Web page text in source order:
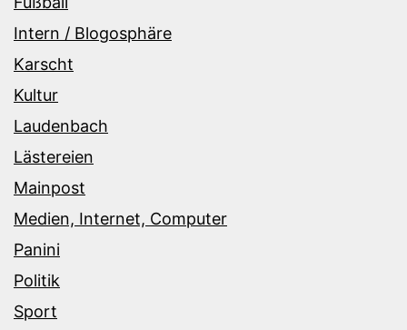
Intern / Blogosphäre
Karscht
Kultur
Laudenbach
Lästereien
Mainpost
Medien, Internet, Computer
Panini
Politik
Sport